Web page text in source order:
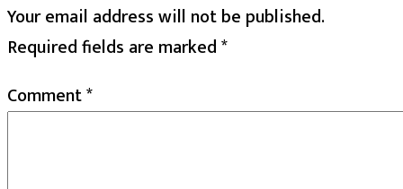
Your email address will not be published.
Required fields are marked*
Comment*